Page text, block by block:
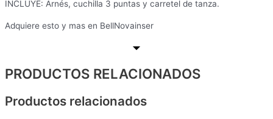
INCLUYE: Arnés, cuchilla 3 puntas y carretel de tanza.
Adquiere esto y mas en BellNovainser
PRODUCTOS RELACIONADOS
Productos relacionados